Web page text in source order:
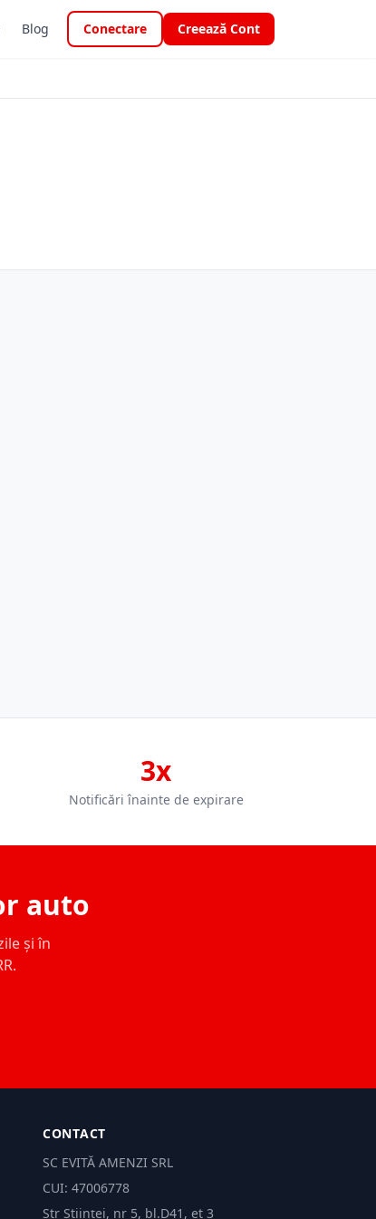
Blog Conectare Creează Cont
3x
Notificări înainte de expirare
auto
și în
CONTACT
SC EVITĂ AMENZI SRL
CUI: 47006778
Str Științei, nr 5, bl.D41, et 3